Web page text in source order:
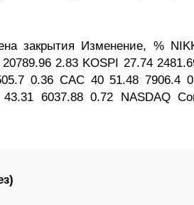
закрытия Изменение, %
2.83 KOSPI 27.74
0.36 CAC 40 51.48 7906.4
6037.88 0.72 NASDAQ